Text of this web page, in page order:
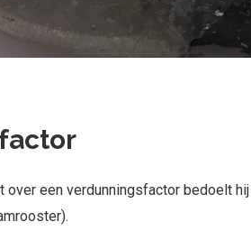
een verdunningsfactor bedoelt